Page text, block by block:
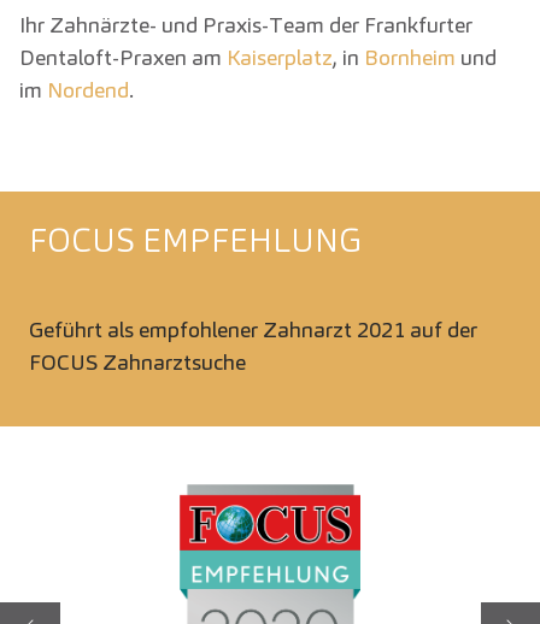
Ihr Zahnärzte- und Praxis-Team der Frankfurter
Dentaloft-Praxen am Kaiserplatz, in Bornheim und
im Nordend.
FOCUS EMPFEHLUNG
Geführt als empfohlener Zahnarzt 2021 auf der
FOCUS Zahnarztsuche